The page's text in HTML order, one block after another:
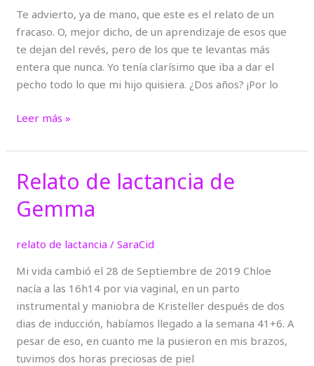
Te advierto, ya de mano, que este es el relato de un
fracaso. O, mejor dicho, de un aprendizaje de esos que
te dejan del revés, pero de los que te levantas más
entera que nunca. Yo tenía clarísimo que iba a dar el
pecho todo lo que mi hijo quisiera. ¿Dos años? ¡Por lo
Lara
Leer más »
Relato de lactancia de
Gemma
relato de lactancia /SaraCid
Mi vida cambió el 28 de Septiembre de 2019 Chloe
nacía a las 16h14 por via vaginal, en un parto
instrumental y maniobra de Kristeller después de dos
dias de inducción, habíamos llegado a la semana 41+6. A
pesar de eso, en cuanto me la pusieron en mis brazos,
tuvimos dos horas preciosas de piel
Relato
de
lactancia
Gemma